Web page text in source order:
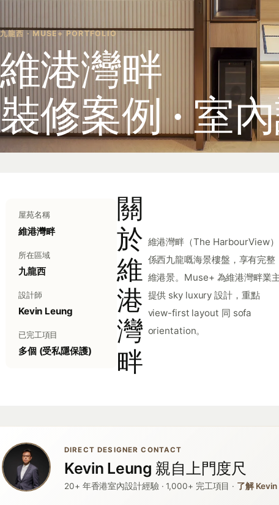
九龍西 · MUSE+ PORTFOLIO
維港灣畔
裝修案例 · 室
屋苑名稱
維港灣畔
所在區域
九龍西
設計師
Kevin Leung
已完工項目
多個 (受私隱保護)
關
於
維
港
灣
畔
維港灣畔（The HarbourView）
係西九龍嘅海景樓盤，享有完整
維港景。Muse+ 為維港灣畔業
提供 sky luxury 設計，重點
view-first layout 同 sofa
orientation。
DIRECT DESIGNER CONTACT
Kevin Leung 親自上門度尺
20+ 年香港室內設計經驗 · 1,000+ 完工項目 · 了解